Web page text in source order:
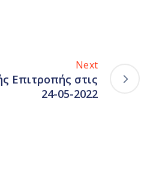
Next
Επιτροπής στις
24-05-2022